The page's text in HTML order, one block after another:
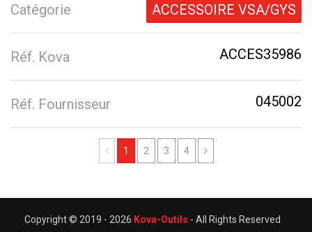
Catégorie ACCESSOIRE VSA/GYS
Réf. Kova ACCES35986
Réf. Fournisseur 045002
Previous
1 2 3 4 Next
Copyright © 2019 - 2026 Kova-Outils - All Rights Reserved